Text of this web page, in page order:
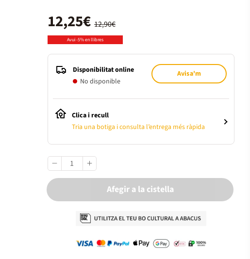
12,90€
12,25€
Avui -5% en llibres
Disponibilitat online
No disponible
Avisa'm
Clica i recull
Tria una botiga i consulta l’entrega més ràpida
Afegir a la cistella